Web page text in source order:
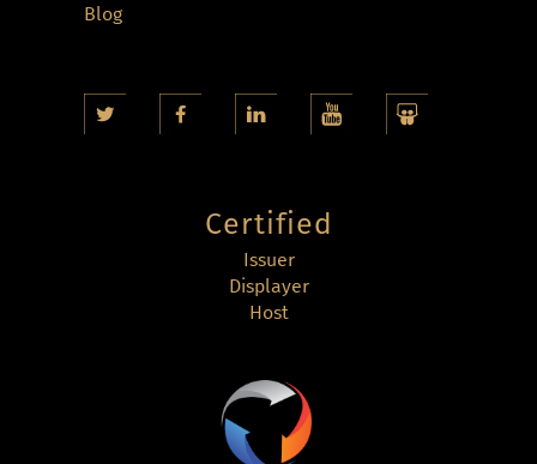
Blog
Certified
Issuer
Displayer
Host